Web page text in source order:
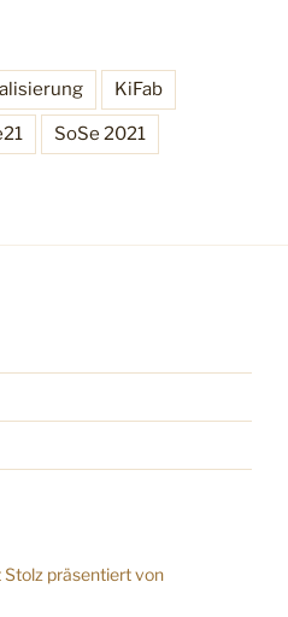
KiFab
SoSe 2021
Stolz präsentiert von